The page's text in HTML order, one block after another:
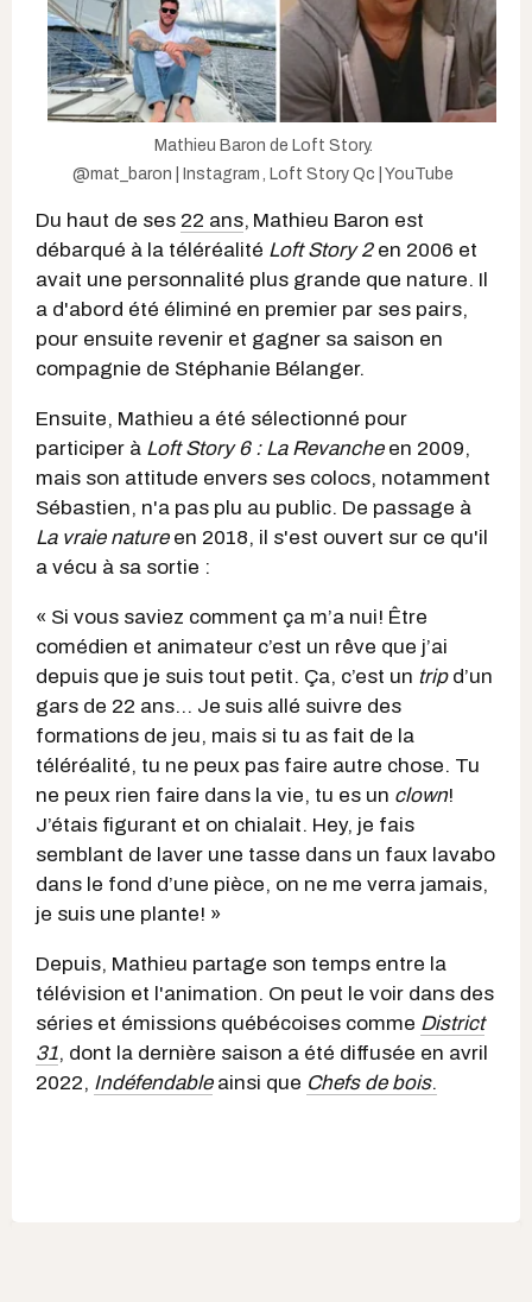
Mathieu Baron de Loft Story.
@mat_baron | Instagram , Loft Story Qc | YouTube
Du haut de ses 22 ans, Mathieu Baron est
débarqué à la téléréalité Loft Story 2en 2006 et
avait une personnalité plus grande que nature. Il
a d'abord été éliminé en premier par ses pairs,
pour ensuite revenir et gagner sa saison en
compagnie de Stéphanie Bélanger.
Ensuite, Mathieu a été sélectionné pour
participer à Loft Story 6 : La Revancheen 2009,
mais son attitude envers ses colocs, notamment
Sébastien, n'a pas plu au public. De passage à
La vraie natureen 2018, il s'est ouvert sur ce qu'il
a vécu à sa sortie :
« Si vous saviez comment ça m’a nui! Être
comédien et animateur c’est un rêve que j’ai
depuis que je suis tout petit. Ça, c’est un tripd’un
gars de 22 ans… Je suis allé suivre des
formations de jeu, mais si tu as fait de la
téléréalité, tu ne peux pas faire autre chose. Tu
ne peux rien faire dans la vie, tu es un clown!
J’étais figurant et on chialait. Hey, je fais
semblant de laver une tasse dans un faux lavabo
dans le fond d’une pièce, on ne me verra jamais,
je suis une plante! »
Depuis, Mathieu partage son temps entre la
télévision et l'animation. On peut le voir dans des
séries et émissions québécoises comme District
31, dont la dernière saison a été diffusée en avril
2022, Indéfendableainsi que Chefs de bois.